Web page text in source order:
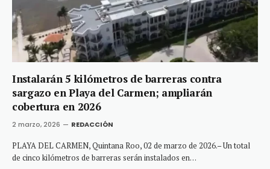
Instalarán 5 kilómetros de barreras contra
sargazo en Playa del Carmen; ampliarán
cobertura en 2026
2 marzo, 2026 REDACCIÓN
PLAYA DEL CARMEN, Quintana Roo, 02 de marzo de 2026.– Un total
de cinco kilómetros de barreras serán instalados en…